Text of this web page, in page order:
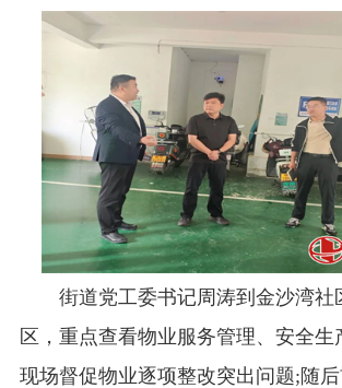
街道党工委书记周涛到金沙湾社
区，重点查看物业服务管理、安全生
现场督促物业逐项整改突出问题;随